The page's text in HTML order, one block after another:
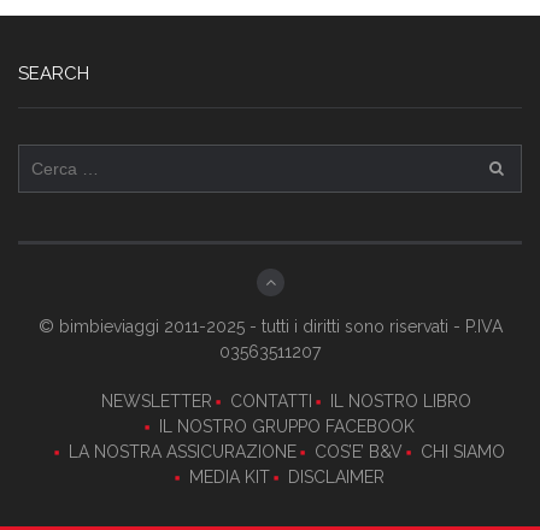
SEARCH
per:
© bimbieviaggi 2011-2025 - tutti i diritti sono riservati - P.IVA
03563511207
NEWSLETTER CONTATTI
IL NOSTRO LIBRO
IL NOSTRO GRUPPO FACEBOOK
LA NOSTRA ASSICURAZIONE
COS’E’ B&V
CHI SIAMO
MEDIA KIT
DISCLAIMER